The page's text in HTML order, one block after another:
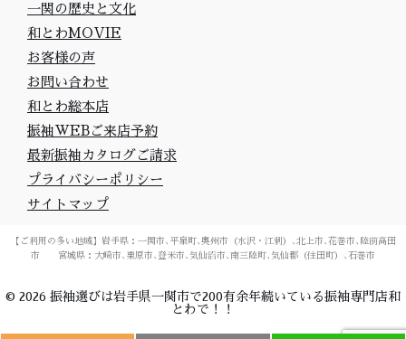
一関の歴史と文化
和とわMOVIE
お客様の声
お問い合わせ
和とわ総本店
振袖WEBご来店予約
最新振袖カタログご請求
プライバシーポリシー
サイトマップ
【ご利用の多い地域】岩手県：一関市､平泉町､奥州市（水沢・江刺）､北上市､花巻市､陸前高田
市 宮城県：大崎市､栗原市､登米市､気仙沼市､南三陸町､気仙郡（住田町）､石巻市
© 2026 振袖選びは岩手県一関市で200有余年続いている振袖専門店和
とわで！！